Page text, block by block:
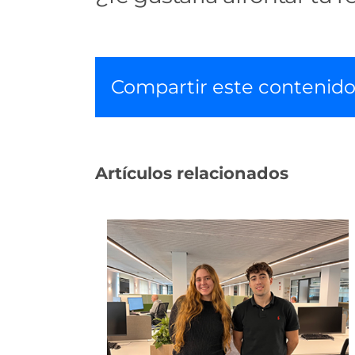
Compartir este contenido
Artículos relacionados